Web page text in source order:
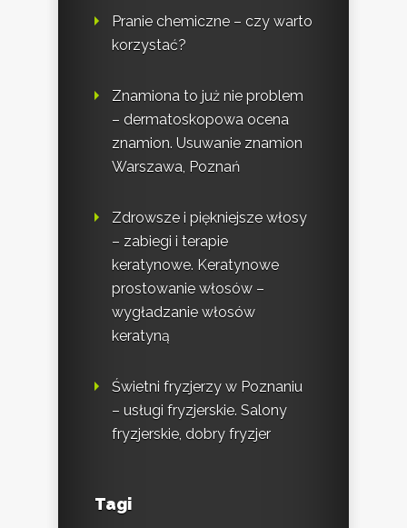
Pranie chemiczne – czy warto
korzystać?
Znamiona to już nie problem
– dermatoskopowa ocena
znamion. Usuwanie znamion
Warszawa, Poznań
Zdrowsze i piękniejsze włosy
– zabiegi i terapie
keratynowe. Keratynowe
prostowanie włosów –
wygładzanie włosów
keratyną
Świetni fryzjerzy w Poznaniu
– usługi fryzjerskie. Salony
fryzjerskie, dobry fryzjer
Tagi